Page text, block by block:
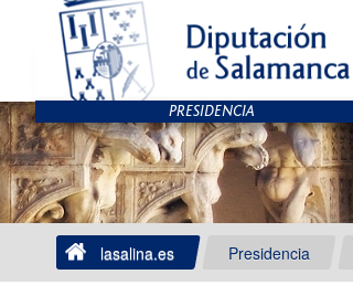
lasalina.es Presidencia